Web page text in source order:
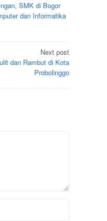
, SMK di Bogor
dan Informatika
Next post
dan Rambut di Kota
Probolinggo